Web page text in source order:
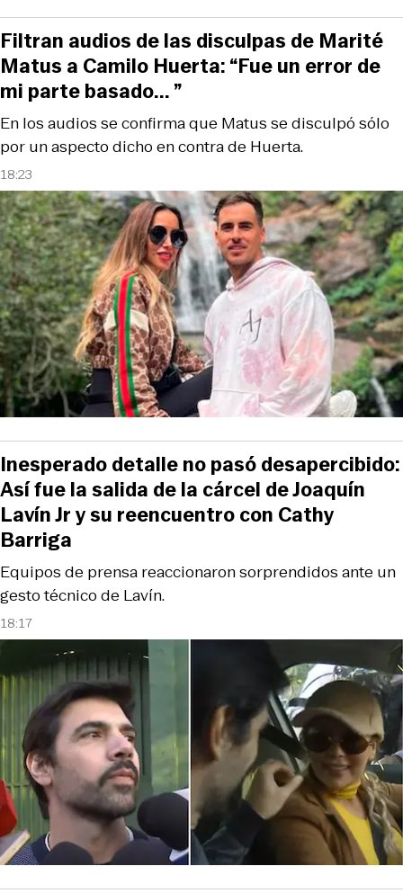
18:23
En los audios se confirma que Matus se disculpó sólo
por un aspecto dicho en contra de Huerta.
Filtran audios de las disculpas de Marité
Matus a Camilo Huerta: “Fue un error de
mi parte basado... ”
18:17
Equipos de prensa reaccionaron sorprendidos ante un
gesto técnico de Lavín.
Inesperado detalle no pasó desapercibido:
Así fue la salida de la cárcel de Joaquín
Lavín Jr y su reencuentro con Cathy
Barriga